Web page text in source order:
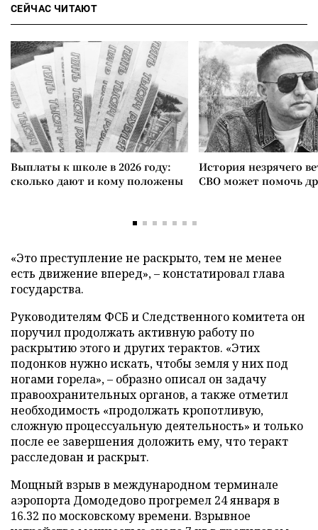
СЕЙЧАС ЧИТАЮТ
Выплаты к школе в 2026 году:
сколько дают и кому положены
История незрячего
СВО может помочь
«Это преступление не раскрыто, тем не менее
есть движение вперед»,–констатировал глава
государства.
Руководителям ФСБ и Следственного комитета он
поручил продолжать активную работу по
раскрытию этого и других терактов. «Этих
подонков нужно искать, чтобы земля у них под
ногами горела»,– образно описал он задачу
правоохранительных органов, а также отметил
необходимость «продолжать кропотливую,
сложную процессуальную деятельность» и только
после ее завершения доложить ему, что теракт
расследован и раскрыт.
Мощный взрыв в международном терминале
аэропорта Домодедово прогремел 24 января в
16.32 по московскому времени. Взрывное